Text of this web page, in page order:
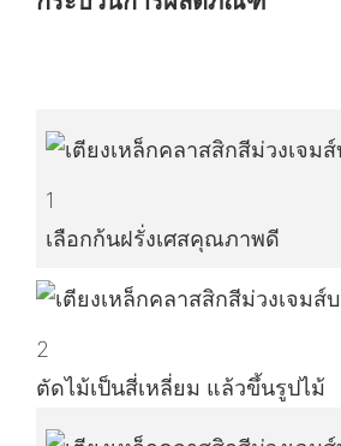
1
เลือกก้นฝรั่งเศสคุณภาพดี
2
ตัดไม้เป็นสี่เหลี่ยม แล้วขึ้นรูปไม้